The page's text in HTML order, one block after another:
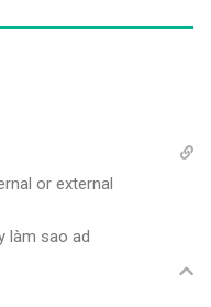
or external
làm sao ad